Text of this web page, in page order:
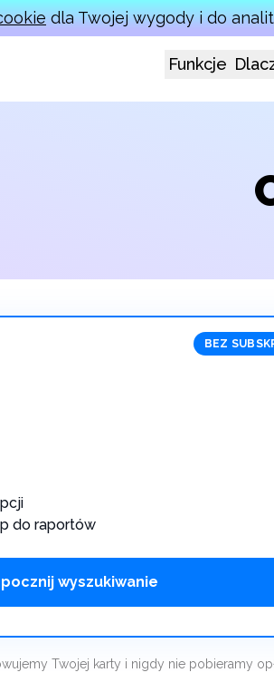
dla Twojej wygody i do
Funkcje
BEZ
do raportów
wyszukiwanie
Twojej karty i nigdy nie pobieramy